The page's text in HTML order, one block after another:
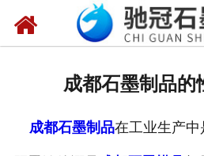
成都石墨制品的
成都石墨制品在工业生产